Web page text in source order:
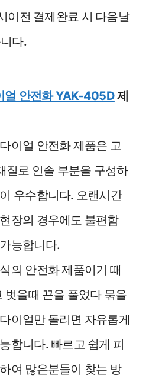
이전 결제완료 시 다음날
다.
얼 안전화 YAK-405D제
이얼 안전화 제품은 고
질로 인솔 부분을 구성하
우수합니다. 오랜시간
장의 경우에도 불편함
능합니다.
의 안전화 제품이기 때
벗을때 끈을 풀었다 묶을
이얼만 돌리면 자유롭게
합니다. 빠르고 쉽게 피
여 많은분들이 찾는 방